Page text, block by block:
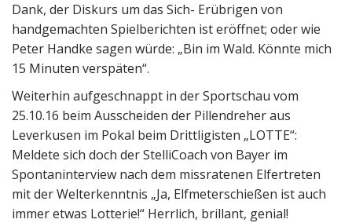
Dank, der Diskurs um das Sich- Erübrigen von
handgemachten Spielberichten ist eröffnet; oder wie
Peter Handke sagen würde: „Bin im Wald. Könnte mich
15 Minuten verspäten“.
Weiterhin aufgeschnappt in der Sportschau vom
25.10.16 beim Ausscheiden der Pillendreher aus
Leverkusen im Pokal beim Drittligisten „LOTTE“:
Meldete sich doch der StelliCoach von Bayer im
Spontaninterview nach dem missratenen Elfertreten
mit der Welterkenntnis „Ja, Elfmeterschießen ist auch
immer etwas Lotterie!“ Herrlich, brillant, genial!